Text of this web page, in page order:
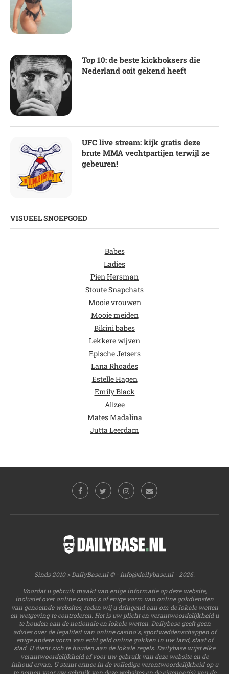
Top 10: de beste kickboksers die
Nederland ooit gekend heeft
UFC live stream: kijk gratis deze
brute MMA vechtpartijen terwijl ze
gebeuren!
VISUEEL SNOEPGOED
Babes
Ladies
Pien Hersman
Stoute Snapchats
Mooie vrouwen
Mooie meiden
Bikini babes
Lekkere wijven
Epische Jetsers
Lana Rhoades
Estelle Hagen
Emily Black
Alizee
Mates Madalina
Jutta Leerdam
Sinds 2010 > DailyBase.nl © -info@dailybase.nl- 2026.
Voordat u gebruik maakt van enige informatie op deze website,
inclusief over online casino's of enige vorm van online gokdiensten
van genoemde websites, raden wij u dringend aan om de lokale wetten
en wetgeving te controleren. Het is uw plicht en verantwoordelijkheid u
te houden aan de nationale en lokale wetten. Dailybase geeft geen
advies over de legaliteit van online casino's, sportweddenschappen of
enige andere vorm van echt geld online gokken in uw land, staat of
stad. U dient zich te houden aan de lokale regels. Dailybase wijst elke
verantwoordelijkheid af voor uw gebruik van deze website en de
inhoud ervan. U stemt ermee in de volledige verantwoordelijkheid op u